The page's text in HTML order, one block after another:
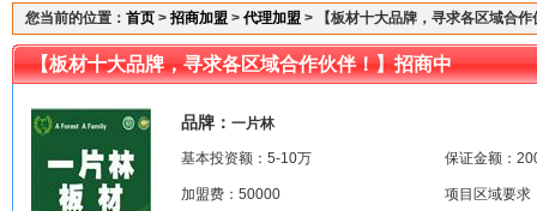
您当前的位置： 首页 > 招商加盟 > 代理加盟 > 【板材十大品牌，寻求各区域合
【板材十大品牌，寻求各区域合作伙伴！】招商中
品牌： 一片林
基本投资额：5-10万
加盟费：50000
保证金额：
项目区域要求